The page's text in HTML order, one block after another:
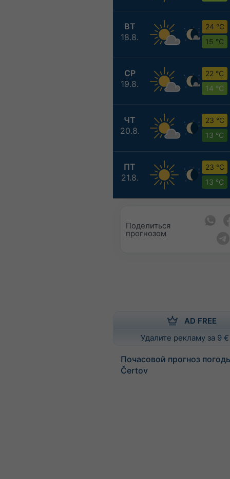
ВТ
18.8.
24 °C
15 °C
СР
19.8.
22 °C
14 °C
ЧТ
20.8.
23 °C
13 °C
ПТ
21.8.
23 °C
13 °C
Поделиться
прогнозом
AD FREE
Удалите рекламу за 9 €
Почасовой прогноз
Čertov